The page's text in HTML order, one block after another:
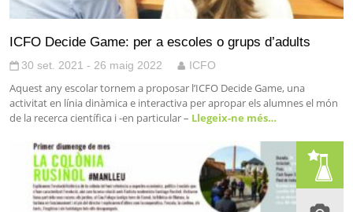
ICFO Decide Game: per a escoles o grups d’adults
30 set. 2021 - 26 maig 2022 ICFO
Aquest any escolar tornem a proposar l’ICFO Decide Game, una
activitat en línia dinàmica e interactiva per apropar els alumnes el món
de la recerca científica i -en particular – Llegeix-ne més…